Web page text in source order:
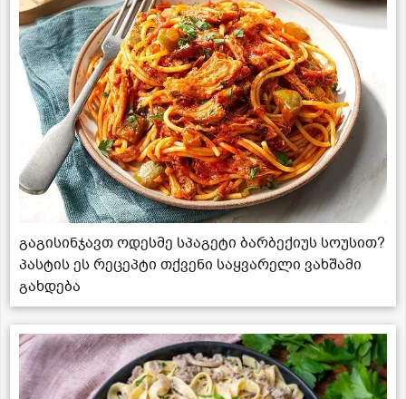
გაგისინჯავთ ოდესმე სპაგეტი ბარბექიუს სოუსით?
პასტის ეს რეცეპტი თქვენი საყვარელი ვახშამი
გახდება